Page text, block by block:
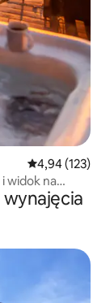
Średnia
4,94 (123)
widok na